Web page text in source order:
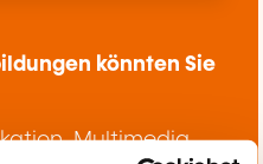
könnten Sie
Multimedia